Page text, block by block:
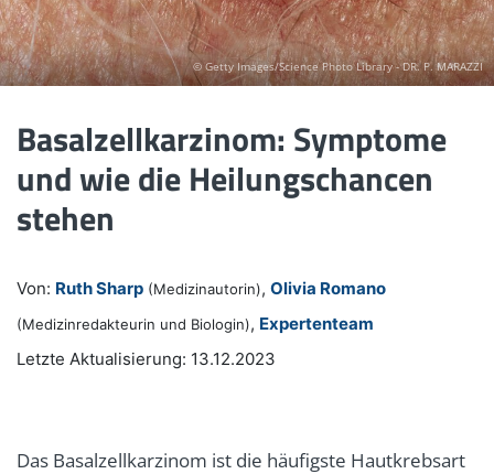
© Getty Images/Science Photo Library - DR. P. MARAZZI
Basalzellkarzinom: Symptome
und wie die Heilungschancen
stehen
Von: Ruth Sharp (Medizinautorin), Olivia Romano
(Medizinredakteurin und Biologin), Expertenteam
Letzte Aktualisierung: 13.12.2023
Das Basalzellkarzinom ist die häufigste Hautkrebsart